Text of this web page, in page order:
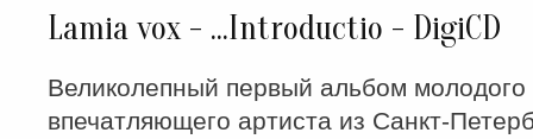
Lamia vox - ...Introductio - DigiCD
Великолепный первый альбом молодого
впечатляющего артиста из Санкт-